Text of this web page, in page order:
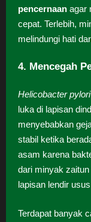
pencernaan agar
cepat. Terlebih,
melindungi hati
4. Mencegah
Helicobacter pylori
luka di lapisan
menyebabkan
stabil ketika
asam karena
dari minyak
lapisan lendir
Terdapat banyak